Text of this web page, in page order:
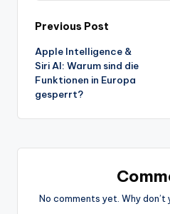
Post
navigation
Previous Post
Apple Intelligence &
Siri AI: Warum sind die
Funktionen in Europa
gesperrt?
No comments yet. Why